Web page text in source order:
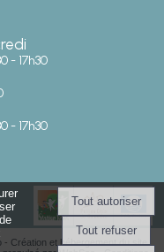
- 17h30
- 17h30
- Création et hébergement du site